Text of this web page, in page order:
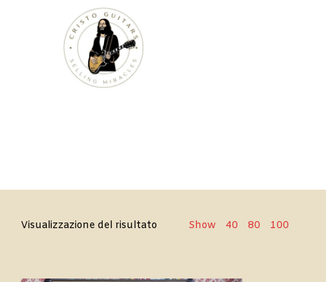
Visualizzazione del risultato Show 40 80 100